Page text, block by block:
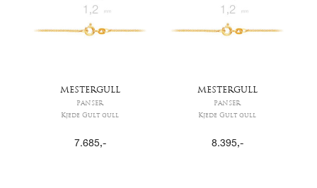
MESTERGULL
PANSER
Kjede Gult gull
7.685,-
MESTERGULL
PANSER
Kjede Gult gull
8.395,-